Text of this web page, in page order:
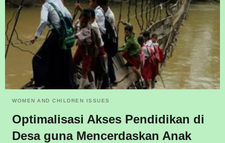
WOMEN AND CHILDREN ISSUES
Optimalisasi Akses Pendidikan di
Desa guna Mencerdaskan Anak